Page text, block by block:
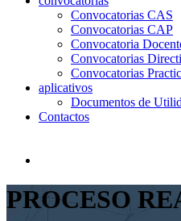
Convocatorias CAS
Convocatorias CAP
Convocatoria
Convocatorias
Convocatorias
aplicativos
Documentos de
Contactos
PROCESO